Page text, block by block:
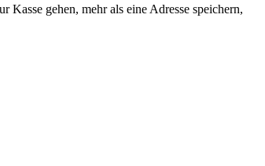
gehen, mehr als eine Adresse speichern,